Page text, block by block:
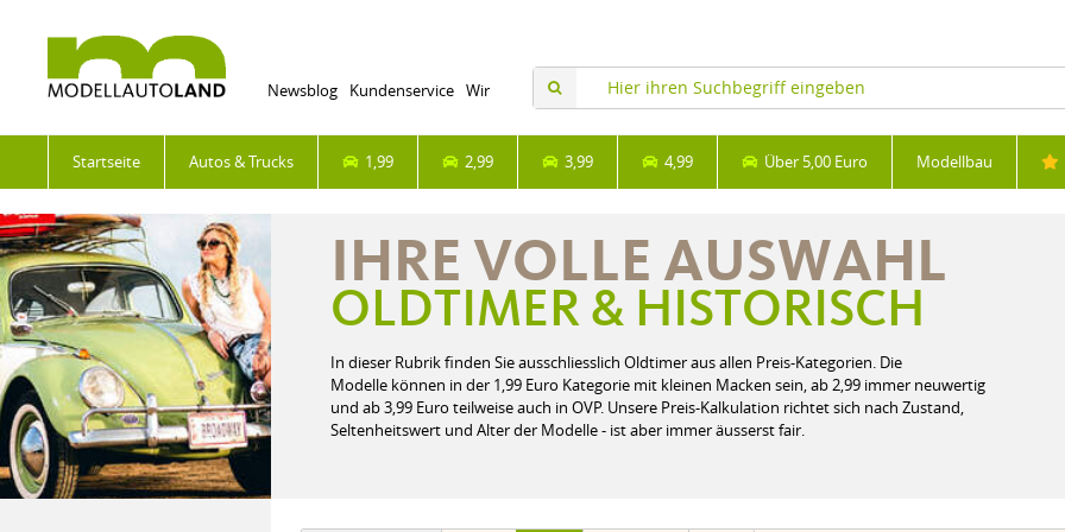
Newsblog Kundenservice Wir
Startseite Autos & Trucks 1,99 2,99 3,99 4,99 Über 5,00 Euro Modellbau
IHRE VOLLE AUSWAHL
OLDTIMER & HISTORISCH
In dieser Rubrik finden Sie ausschliesslich Oldtimer aus allen Preis-Kategorien. Die
Modelle können in der 1,99 Euro Kategorie mit kleinen Macken sein, ab 2,99 immer neuwertig
und ab 3,99 Euro teilweise auch in OVP. Unsere Preis-Kalkulation richtet sich nach Zustand,
Seltenheitswert und Alter der Modelle - ist aber immer äusserst fair.